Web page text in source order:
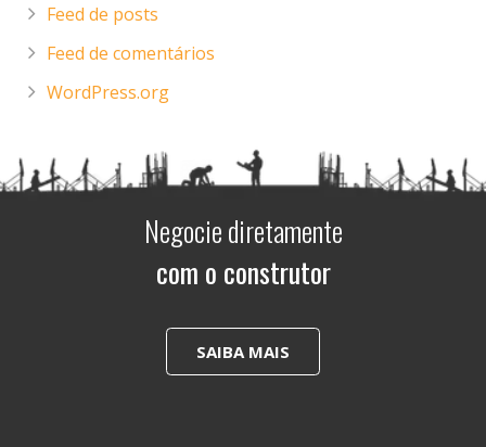
Feed de posts
Feed de comentários
WordPress.org
Negocie diretamente
com o construtor
SAIBA MAIS